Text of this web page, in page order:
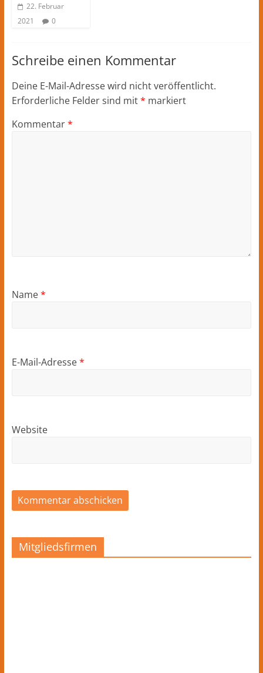
22. Februar
2021
0
Schreibe einen Kommentar
Deine E-Mail-Adresse wird nicht veröffentlicht.
Erforderliche Felder sind mit* markiert
Kommentar*
Name*
E-Mail-Adresse*
Website
Mitgliedsfirmen